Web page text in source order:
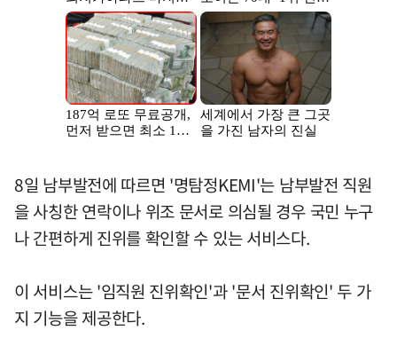
8일 남부발전에 따르면 '명탐정KEMI'는 남부발전 직원
을 사칭한 연락이나 위조 문서로 의심될 경우 국민 누구
나 간편하게 진위를 확인할 수 있는 서비스다.
이 서비스는 '임직원 진위확인'과 '문서 진위확인' 두 가
지 기능을 제공한다.